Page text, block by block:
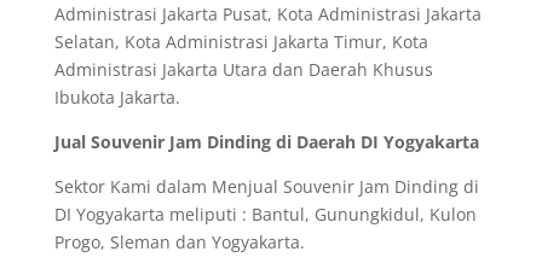
Administrasi Jakarta Pusat, Kota Administrasi Jakarta
Selatan, Kota Administrasi Jakarta Timur, Kota
Administrasi Jakarta Utara dan Daerah Khusus
Ibukota Jakarta.
Jual Souvenir Jam Dinding di Daerah DI Yogyakarta
Sektor Kami dalam Menjual Souvenir Jam Dinding di
DI Yogyakarta meliputi : Bantul, Gunungkidul, Kulon
Progo, Sleman dan Yogyakarta.